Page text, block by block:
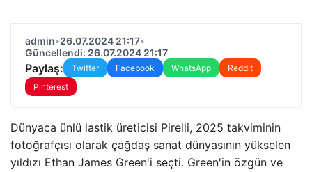
admin•26.07.2024 21:17•
Güncellendi: 26.07.2024 21:17
Paylaş: Twitter Facebook WhatsApp
Reddit
Pinterest
Dünyaca ünlü lastik üreticisi Pirelli, 2025 takviminin
fotoğrafçısı olarak çağdaş sanat dünyasının yükselen
yıldızı Ethan James Green'i seçti. Green'in özgün ve